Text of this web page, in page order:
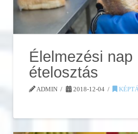
Élelmezési nap
ételosztás
ADMIN 2018-12-04